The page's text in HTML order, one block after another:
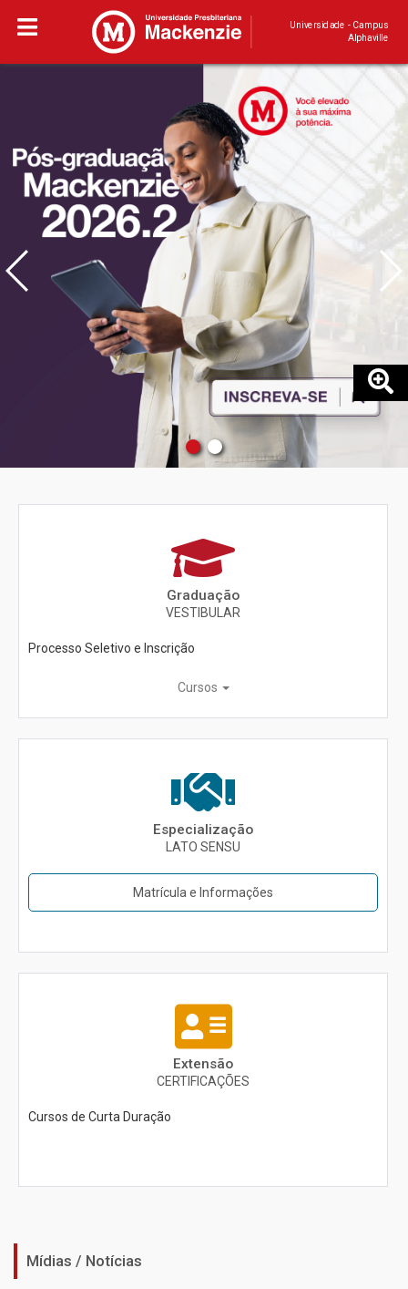
Universidade - Campus
Alphaville
Graduação
VESTIBULAR
Processo Seletivo e Inscrição
Cursos
Especialização
LATO SENSU
Matrícula e Informações
Extensão
CERTIFICAÇÕES
Cursos de Curta Duração
Mídias / Notícias